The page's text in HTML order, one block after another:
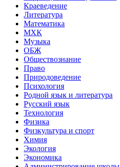
Краеведение
Литература
Математика
МХК
Музыка
ОБЖ
Обществознание
Право
Природоведение
Психология
Родной язык и литература
Русский язык
Технология
Физика
Физкультура и спорт
Химия
Экология
Экономика